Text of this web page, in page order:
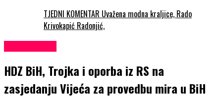
TJEDNI KOMENTAR Uvažena modna kraljice, Rado
Krivokapić Radonjić,
HDZ BiH, Trojka i oporba iz RS na
zasjedanju Vijeća za provedbu mira u BiH